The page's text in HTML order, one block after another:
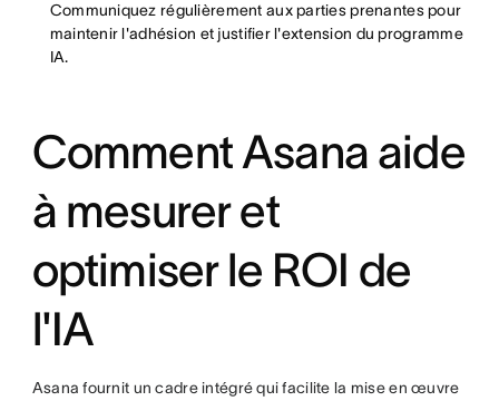
Communiquez régulièrement aux parties prenantes pour
maintenir l'adhésion et justifier l'extension du programme
IA.
Comment Asana aide
à mesurer et
optimiser le ROI de
l'IA
Asana fournit un cadre intégré qui facilite la mise en œuvre